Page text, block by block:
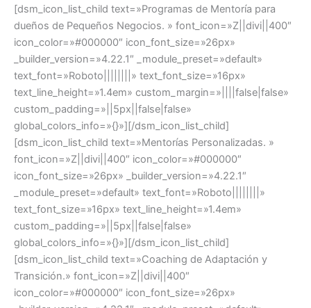
[dsm_icon_list_child text=»Programas de Mentoría para
dueños de Pequeños Negocios. » font_icon=»Z||divi||400″
icon_color=»#000000″ icon_font_size=»26px»
_builder_version=»4.22.1″ _module_preset=»default»
text_font=»Roboto||||||||» text_font_size=»16px»
text_line_height=»1.4em» custom_margin=»||||false|false»
custom_padding=»||5px||false|false»
global_colors_info=»{}»][/dsm_icon_list_child]
[dsm_icon_list_child text=»Mentorías Personalizadas. »
font_icon=»Z||divi||400″ icon_color=»#000000″
icon_font_size=»26px» _builder_version=»4.22.1″
_module_preset=»default» text_font=»Roboto||||||||»
text_font_size=»16px» text_line_height=»1.4em»
custom_padding=»||5px||false|false»
global_colors_info=»{}»][/dsm_icon_list_child]
[dsm_icon_list_child text=»Coaching de Adaptación y
Transición.» font_icon=»Z||divi||400″
icon_color=»#000000″ icon_font_size=»26px»